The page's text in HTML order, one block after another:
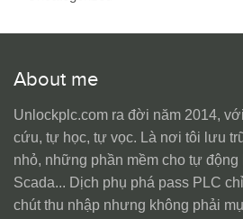
About me
Unlockplc.com ra đời năm 2014,
cứu, tự học, tự vọc. Là nơi tôi lưu
nhỏ, những phần mềm cho tự
Scada... Dịch phụ phá pass PLC
chút thu nhập nhưng không phải